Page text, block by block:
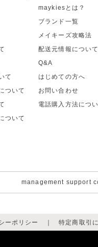
て
ついて
ついて
maykiesとは？
ブランド一覧
メイキーズ攻略法
配送元情報について
Q&A
はじめての方へ
お問い合わせ
電話購入方法につ
management support
ーポリシー ｜特定商取引